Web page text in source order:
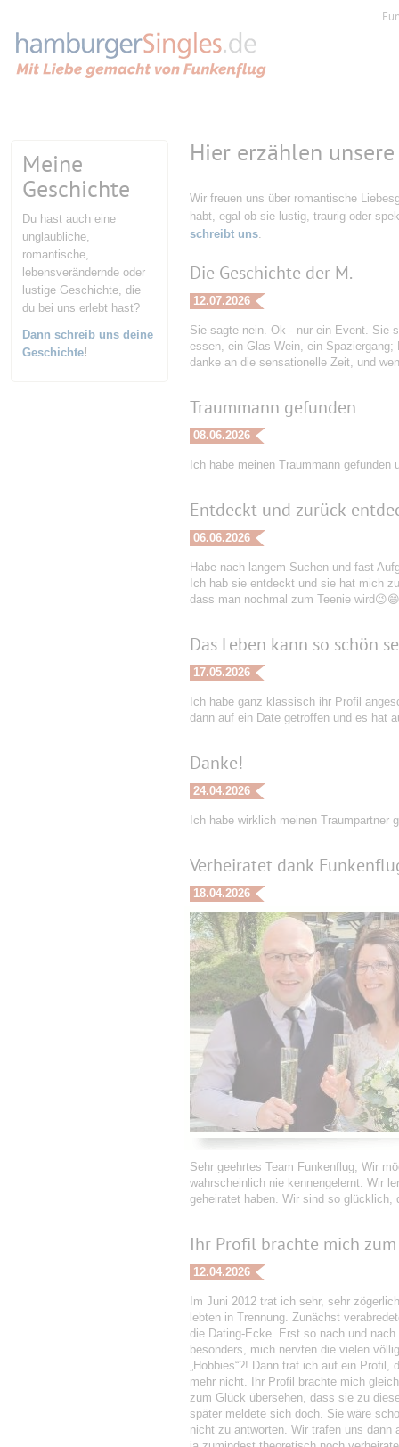
Meine
Geschichte
Du hast auch eine
unglaubliche,
romantische,
lebensverändernde oder
lustige Geschichte, die
du bei uns erlebt hast?
Dann schreib uns deine
Geschichte!
Hier erzählen
Wir freuen uns über romantische
habt, egal ob sie lustig, traurig oder
schreibt uns.
Die Geschichte der M.
12.07.2026
Sie sagte nein. Ok - nur ein Event. Sie
essen, ein Glas Wein, ein
danke an die sensationelle Zeit, und
Traummann gefunden
08.06.2026
Ich habe meinen Traummann
Entdeckt und zurück
06.06.2026
Habe nach langem Suchen und fast
Ich hab sie entdeckt und sie hat mich
dass man nochmal zum Teenie
Das Leben kann so schön
17.05.2026
Ich habe ganz klassisch ihr Profil
dann auf ein Date getroffen und es hat
Danke!
24.04.2026
Ich habe wirklich meinen Traumpartner
Verheiratet dank
18.04.2026
Sehr geehrtes Team Funkenflug, Wir
wahrscheinlich nie kennengelernt. Wir
geheiratet haben. Wir sind so
Ihr Profil brachte mich
12.04.2026
Im Juni 2012 trat ich sehr, sehr
lebten in Trennung. Zunächst
die Dating-Ecke. Erst so nach und
besonders, mich nervten die vielen
„Hobbies“?! Dann traf ich auf ein
mehr nicht. Ihr Profil brachte mich
zum Glück übersehen, dass sie zu
später meldete sich doch. Sie wäre
nicht zu antworten. Wir trafen uns